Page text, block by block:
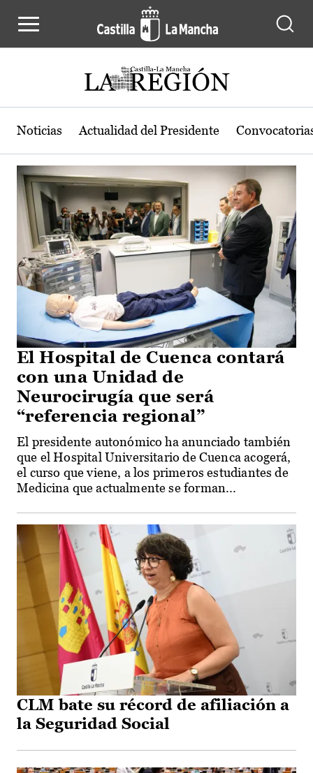
Actualidad de la región de Castilla-
Noticias Actualidad del Presidente
El Hospital de Cuenca contará
con una Unidad de
Neurocirugía que será
“referencia regional”
El presidente autonómico ha anunciado también
que el Hospital Universitario de Cuenca acogerá,
el curso que viene, a los primeros estudiantes de
Medicina que actualmente se forman...
CLM bate su récord de afiliación a
la Seguridad Social